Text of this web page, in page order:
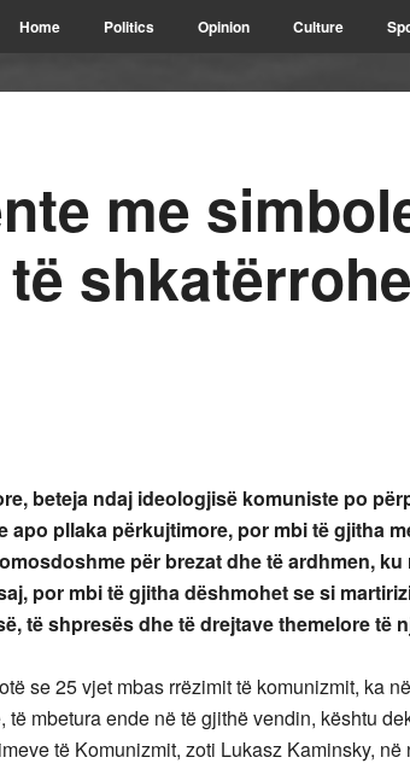
Home Politics Opinion Culture
me
beteja ndaj ideologjisë komuniste po
apo pllaka përkujtimore, por mbi të gjitha
për brezat dhe të ardhmen, ku
por mbi të gjitha dëshmohet se si
të shpresës dhe të drejtave themelore të
se 25 vjet mbas rrëzimit të komunizmit, ka
mbetura ende në të gjithë vendin, kështu
të Komunizmit, zoti Lukasz Kaminsky, në